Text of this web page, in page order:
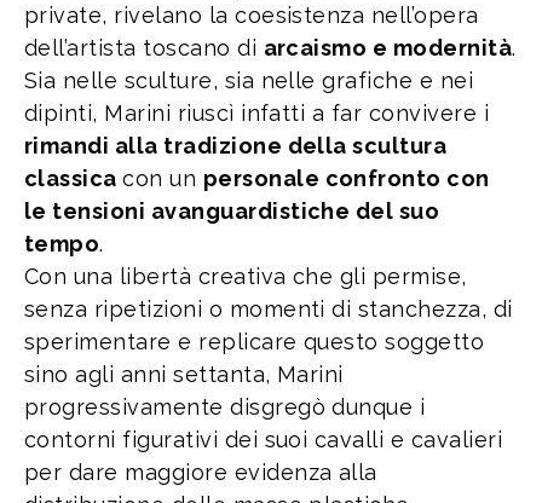
private, rivelano la coesistenza nell’opera
dell’artista toscano di arcaismo e modernità.
Sia nelle sculture, sia nelle grafiche e nei
dipinti, Marini riuscì infatti a far convivere i
rimandi alla tradizione della scultura
classicacon un personale confronto con
le tensioni avanguardistiche del suo
tempo.
Con una libertà creativa che gli permise,
senza ripetizioni o momenti di stanchezza, di
sperimentare e replicare questo soggetto
sino agli anni settanta, Marini
progressivamente disgregò dunque i
contorni figurativi dei suoi cavalli e cavalieri
per dare maggiore evidenza alla